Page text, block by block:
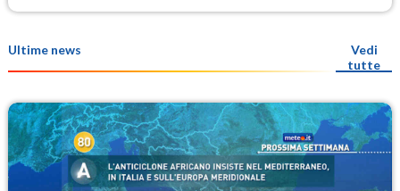
Ultime news
Vedi
tutte